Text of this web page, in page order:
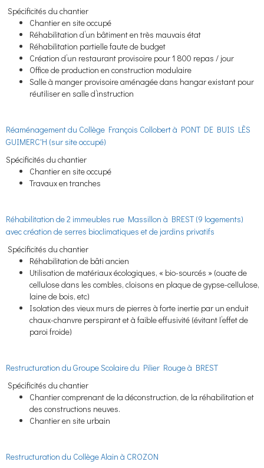
Spécificités du chantier
Chantier en site occupé
Réhabilitation d’un bâtiment en très mauvais état
Réhabilitation partielle faute de budget
Création d’un restaurant provisoire pour 1 800 repas / jour
Office de production en construction modulaire
Salle à manger provisoire aménagée dans hangar existant pour
réutiliser en salle d’instruction
Réaménagement du Collège François Collobert à PONT DE BUIS LÈS
GUIMERC'H (sur site occupé)
Spécificités du chantier
Chantier en site occupé
Travaux en tranches
Réhabilitation de 2 immeubles rue Massillon à BREST (9 logements)
avec création de serres bioclimatiques et de jardins privatifs
Spécificités du chantier
Réhabilitation de bâti ancien
Utilisation de matériaux écologiques, « bio-sourcés » (ouate de
cellulose dans les combles, cloisons en plaque de gypse-cellulose,
laine de bois, etc)
Isolation des vieux murs de pierres à forte inertie par un enduit
chaux-chanvre perspirant et à faible effusivité (évitant l’effet de
paroi froide)
Restructuration du Groupe Scolaire du Pilier Rouge à BREST
Spécificités du chantier
Chantier comprenant de la déconstruction, de la réhabilitation et
des constructions neuves.
Chantier en site urbain
Restructuration du Collège Alain à CROZON